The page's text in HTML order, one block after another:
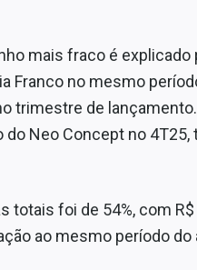
mais fraco é
Franco no mesmo
trimestre de
Neo Concept no 4T25,
totais foi de 54%, com
ao mesmo período do